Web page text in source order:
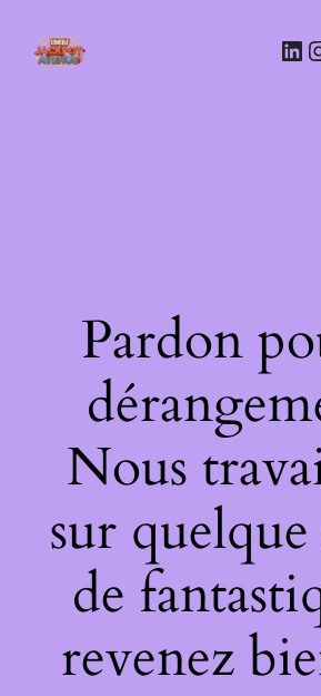
Pardon
Nous
sur quelque
de
revenez